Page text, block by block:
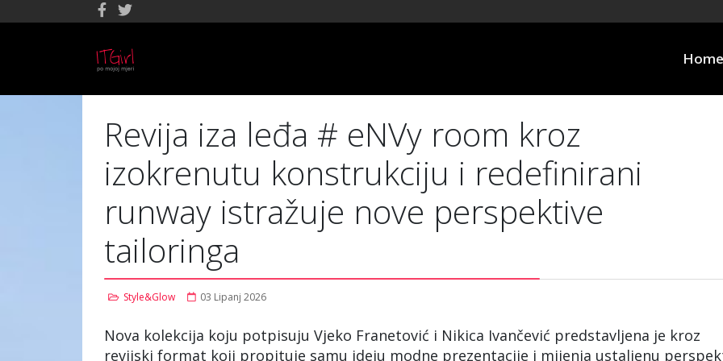
Home
Revija iza leđa # eNVy room kroz
izokrenutu konstrukciju i redefinirani
runway istražuje nove perspektive
tailoringa
Style&Glow 03 Lipanj 2026
Nova kolekcija koju potpisuju Vjeko Franetović i Nikica Ivančević predstavljena je kroz
revijski format koji propituje samu ideju modne prezentacije i mijenja ustaljenu